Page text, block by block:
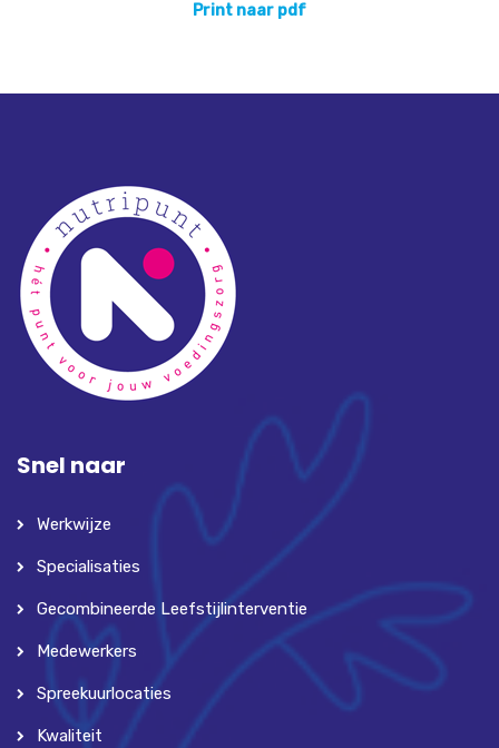
Print naar pdf
Snel naar
Werkwijze
Specialisaties
Gecombineerde Leefstijlinterventie
Medewerkers
Spreekuurlocaties
Kwaliteit